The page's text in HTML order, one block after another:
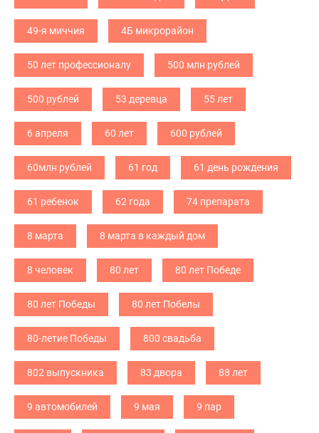
49-я миччия 4Б микрорайон
50 лет профессионалу 500 млн рублей
500 рублей 53 деревца 55 лет
6 апреля 60 лет 600 рублей
60млн рублей 61 год 61 день рождения
61 ребенок 62 года 74 препарата
8 марта 8 марта в каждый дом
8 человек 80 лет 80 лет Победе
80 лет Победы 80 лет Побелы
80-летие Победы 800 свадьба
802 выпускника 83 двора 88 лет
9 автомобилей 9 мая 9 пар